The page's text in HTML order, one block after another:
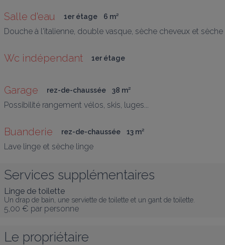
Salle d'eau 1er étage 6 m²
Douche à l'italienne, double vasque, sèche cheveux et
Wc indépendant 1er étage
Garage rez-de-chaussée 38 m²
Possibilité rangement vélos, skis, luges...
Buanderie rez-de-chaussée 13 m²
Lave linge et sèche linge
Services supplémentaires
Linge de toilette
Un drap de bain, une serviette de toilette et un gant de toilette.
5,00 € par personne
Le propriétaire